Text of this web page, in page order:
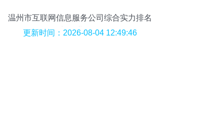
温州市互联网信息服务公司综合实力排名
与行业分析
更新时间：2026-08-04 12:49:46